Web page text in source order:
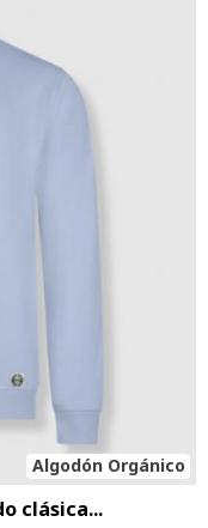
Algodón Orgánico
clásica...